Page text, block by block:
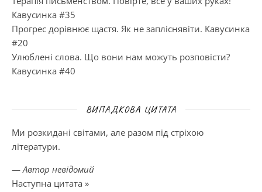
Кавусинка #35
Прогрес дорівнює щастя. Як не запліснявіти. Кавусинка
#20
Улюблені слова. Що вони нам можуть розповісти?
Кавусинка #40
ВИПАДКОВА ЦИТАТА
Ми розкидані світами, але разом під стріхою
літератури.
— Автор невідомий
Наступна цитата »